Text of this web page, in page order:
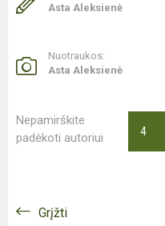
Asta Aleksienė
Nuotraukos:
Asta Aleksienė
Nepamirškite
padėkoti autoriui
4
Grįžti